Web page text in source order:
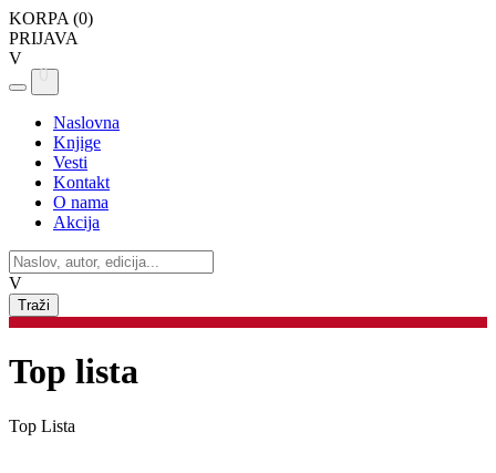
KORPA (0)
PRIJAVA
V
0
Naslovna
Knjige
Vesti
Kontakt
O nama
Akcija
V
Top lista
Top Lista